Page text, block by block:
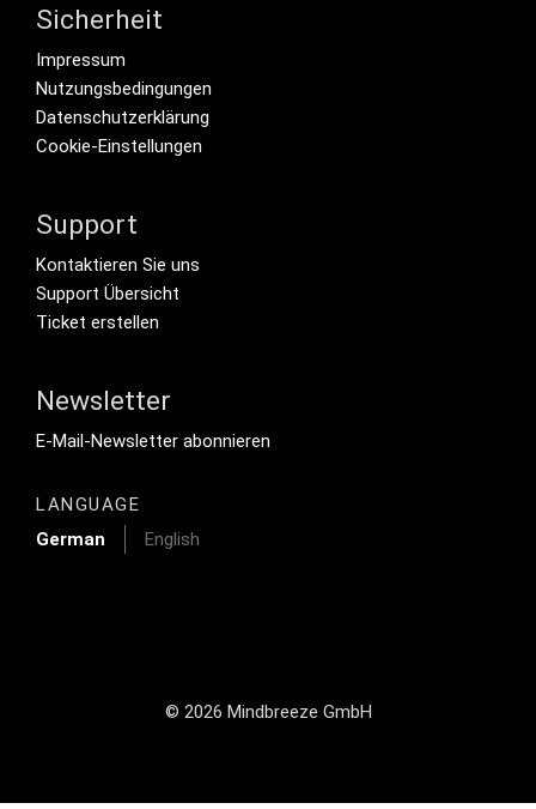
Sicherheit
Footer menu
Impressum
Nutzungsbedingungen
Datenschutzerklärung
Cookie-Einstellungen
Support
Footer Secondary Menu
Kontaktieren Sie uns
Support Übersicht
Ticket erstellen
Newsletter
Footer Tertiary
E-Mail-Newsletter abonnieren
LANGUAGE
German
English
© 2026 Mindbreeze GmbH